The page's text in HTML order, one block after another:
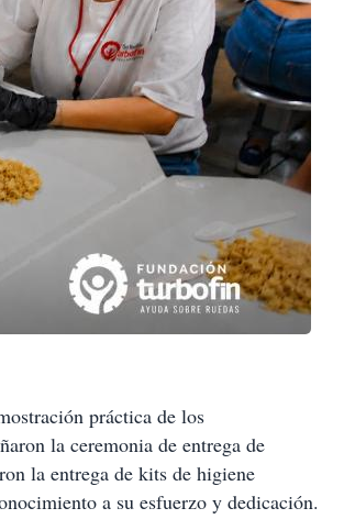
práctica de los
la ceremonia de entrega de
la entrega de kits de higiene
a su esfuerzo y dedicación.